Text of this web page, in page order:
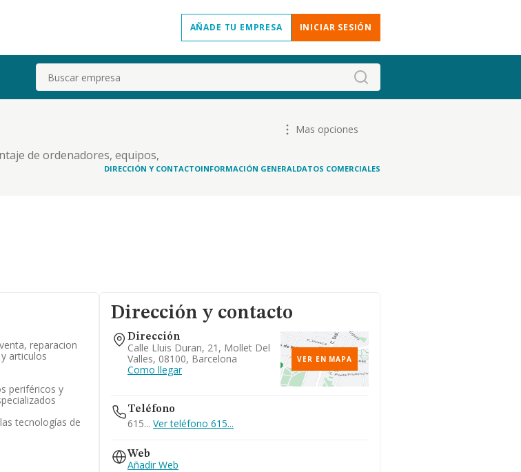
AÑADE TU EMPRESA INICIAR SESIÓN
Buscar
de ordenadores, equipos,
Mas opciones
DIRECCIÓN Y CONTACTOINFORMACIÓN GENERALDATOS COMERCIALES
reparacion
articulos
periféricos y
tecnologías de
Dirección y contacto
Dirección
Calle Lluis Duran, 21, Mollet Del
Valles, 08100, Barcelona
Como llegar
VER EN MAPA
Teléfono
615...Ver teléfono 615...
Web
Añadir Web